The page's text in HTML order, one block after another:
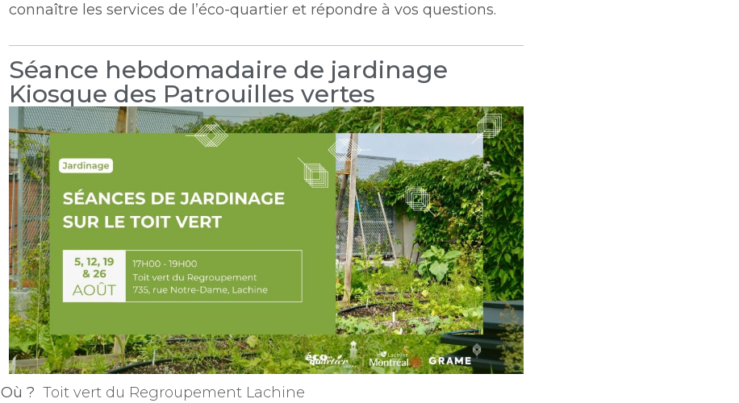
connaître les services de l’éco-quartier et répondre à vos questions.
Séance hebdomadaire de jardinage​
Kiosque des Patrouilles vertes
Où ? Toit vert du Regroupement Lachine